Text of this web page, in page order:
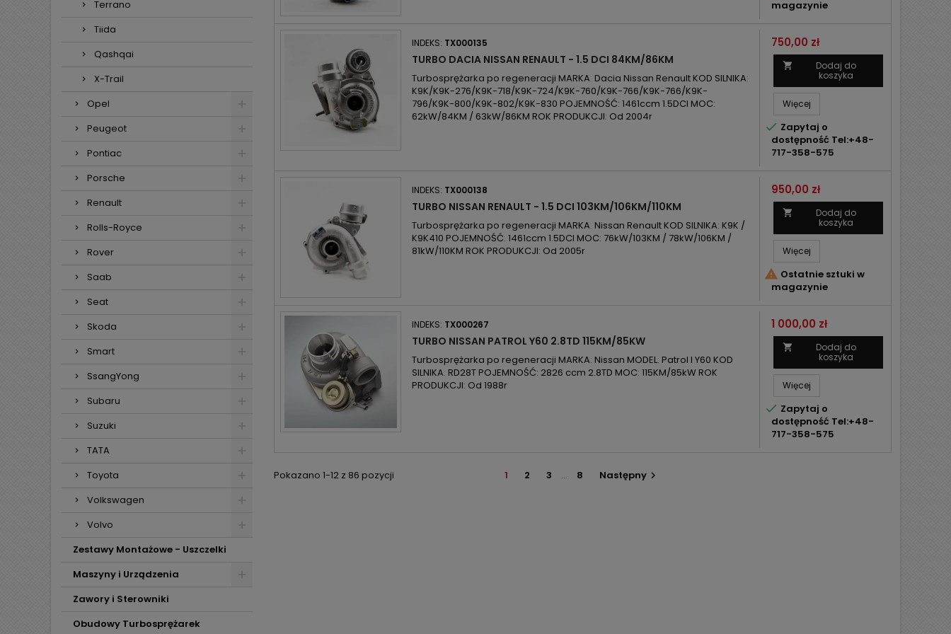
Terrano
Tiida
Qashqai
X-Trail
Opel
Peugeot
Pontiac
Porsche
Renault
Rolls-Royce
Rover
Saab
Seat
Skoda
Smart
SsangYong
Subaru
Suzuki
TATA
Toyota
Volkswagen
Volvo
Zestawy Montażowe - Uszczelki
Maszyny i Urządzenia
Zawory i Sterowniki
Obudowy Turbosprężarek
magazynie
INDEKS: TX000135
TURBO DACIA NISSAN RENAULT - 1.5 DCI 84KM/86KM
Turbosprężarka po regeneracji MARKA: Dacia Nissan Renault KOD SILNIKA:
K9K/K9K-276/K9K-718/K9K-724/K9K-760/K9K-766/K9K-766/K9K-
796/K9K-800/K9K-802/K9K-830 POJEMNOŚĆ: 1461ccm 1.5DCI MOC:
62kW/84KM / 63kW/86KM ROK PRODUKCJI: Od 2004r
Cena
750,00 zł

Dodaj do
koszyka
Więcej
 Zapytaj o
dostępność Tel:+48-
717-358-575
INDEKS: TX000138
TURBO NISSAN RENAULT - 1.5 DCI 103KM/106KM/110KM
Turbosprężarka po regeneracji MARKA: Nissan Renault KOD SILNIKA: K9K /
K9K410 POJEMNOŚĆ: 1461ccm 1.5DCI MOC: 76kW/103KM / 78kW/106KM /
81kW/110KM ROK PRODUKCJI: Od 2005r
Cena
950,00 zł

Dodaj do
koszyka
Więcej
 Ostatnie sztuki w
magazynie
INDEKS: TX000267
TURBO NISSAN PATROL Y60 2.8TD 115KM/85KW
Turbosprężarka po regeneracji MARKA: Nissan MODEL: Patrol I Y60 KOD
SILNIKA: RD28T POJEMNOŚĆ: 2826 ccm 2.8TD MOC: 115KM/85kW ROK
PRODUKCJI: Od 1988r
Cena
1 000,00 zł

Dodaj do
koszyka
Więcej
 Zapytaj o
dostępność Tel:+48-
717-358-575
Pokazano 1-12 z 86 pozycji 1 2 3 … 8 Następny